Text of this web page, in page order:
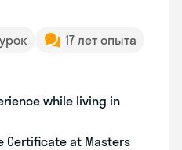
17 лет опыта
while living in
Certificate at Masters